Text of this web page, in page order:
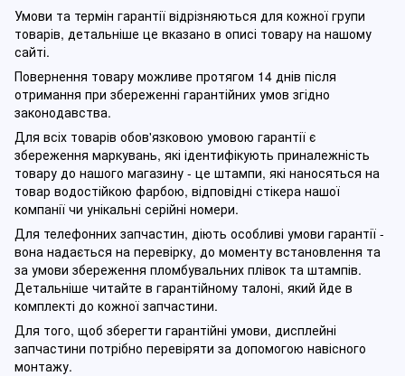
Умови та термін гарантії відрізняються для кожної групи
товарів, детальніше це вказано в описі товару на нашому
сайті.
Повернення товару можливе протягом 14 днів після
отримання при збереженні гарантійних умов згідно
законодавства.
Для всіх товарів обов'язковою умовою гарантії є
збереження маркувань, які ідентифікують приналежність
товару до нашого магазину - це штампи, які наносяться на
товар водостійкою фарбою, відповідні стікера нашої
компанії чи унікальні серійні номери.
Для телефонних запчастин, діють особливі умови гарантії -
вона надається на перевірку, до моменту встановлення та
за умови збереження пломбувальних плівок та штампів.
Детальніше читайте в гарантійному талоні, який йде в
комплекті до кожної запчастини.
Для того, щоб зберегти гарантійні умови, дисплейні
запчастини потрібно перевіряти за допомогою навісного
монтажу.